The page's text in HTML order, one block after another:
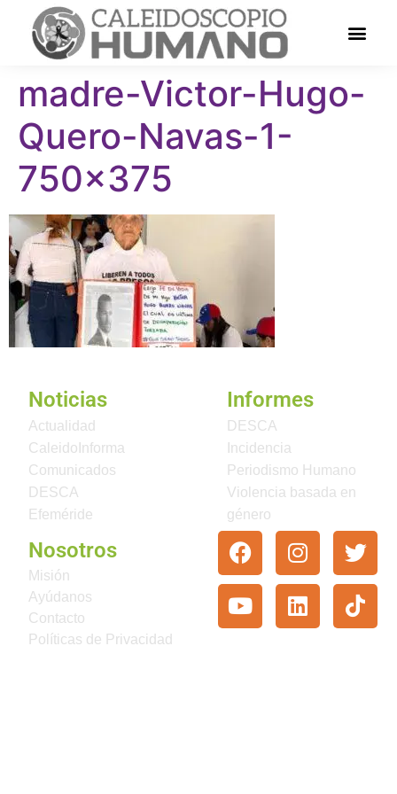
madre-Victor-Hugo-
Quero-Navas-1-
750×375
Noticias
Actualidad
CaleidoInforma
Comunicados
DESCA
Efeméride
Informes
DESCA
Incidencia
Periodismo Humano
Violencia basada en
género
Nosotros
Misión
Ayúdanos
Contacto
Políticas de Privacidad